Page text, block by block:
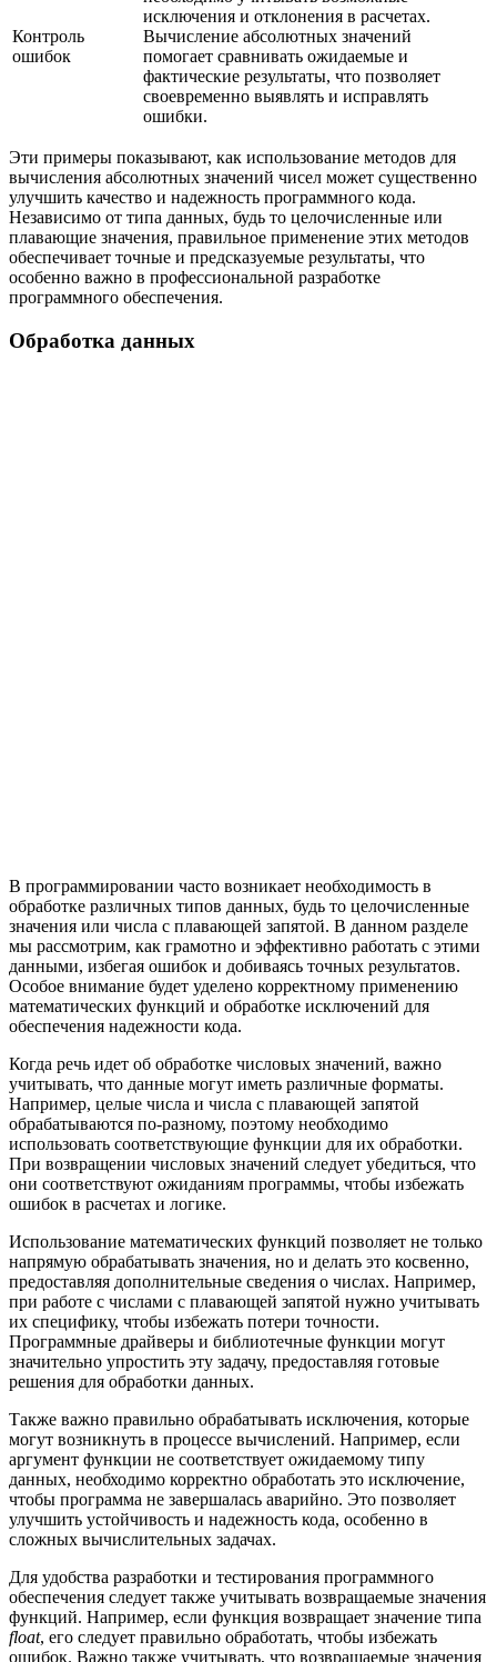
Контроль
ошибок
исключения и отклонения в расчетах.
Вычисление абсолютных значений
помогает сравнивать ожидаемые и
фактические результаты, что позволяет
своевременно выявлять и исправлять
ошибки.
Эти примеры показывают, как использование методов для
вычисления абсолютных значений чисел может существенно
улучшить качество и надежность программного кода.
Независимо от типа данных, будь то целочисленные или
плавающие значения, правильное применение этих методов
обеспечивает точные и предсказуемые результаты, что
особенно важно в профессиональной разработке
программного обеспечения.
Обработка данных
В программировании часто возникает необходимость в
обработке различных типов данных, будь то целочисленные
значения или числа с плавающей запятой. В данном разделе
мы рассмотрим, как грамотно и эффективно работать с этими
данными, избегая ошибок и добиваясь точных результатов.
Особое внимание будет уделено корректному применению
математических функций и обработке исключений для
обеспечения надежности кода.
Когда речь идет об обработке числовых значений, важно
учитывать, что данные могут иметь различные форматы.
Например, целые числа и числа с плавающей запятой
обрабатываются по-разному, поэтому необходимо
использовать соответствующие функции для их обработки.
При возвращении числовых значений следует убедиться, что
они соответствуют ожиданиям программы, чтобы избежать
ошибок в расчетах и логике.
Использование математических функций позволяет не только
напрямую обрабатывать значения, но и делать это косвенно,
предоставляя дополнительные сведения о числах. Например,
при работе с числами с плавающей запятой нужно учитывать
их специфику, чтобы избежать потери точности.
Программные драйверы и библиотечные функции могут
значительно упростить эту задачу, предоставляя готовые
решения для обработки данных.
Также важно правильно обрабатывать исключения, которые
могут возникнуть в процессе вычислений. Например, если
аргумент функции не соответствует ожидаемому типу
данных, необходимо корректно обработать это исключение,
чтобы программа не завершалась аварийно. Это позволяет
улучшить устойчивость и надежность кода, особенно в
сложных вычислительных задачах.
Для удобства разработки и тестирования программного
обеспечения следует также учитывать возвращаемые значения
функций. Например, если функция возвращает значение типа
float, его следует правильно обработать, чтобы избежать
ошибок. Важно также учитывать, что возвращаемые значения